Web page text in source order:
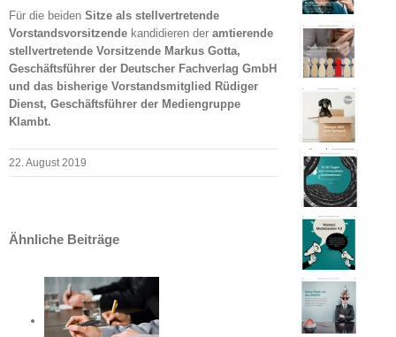
Für die beiden Sitze als stellvertretende
Vorstandsvorsitzende kandidieren der amtierende
stellvertretende Vorsitzende Markus Gotta,
Geschäftsführer der Deutscher Fachverlag GmbH
und das bisherige Vorstandsmitglied Rüdiger
Dienst, Geschäftsführer der Mediengruppe
Klambt.
22. August 2019
Ähnliche Beiträge